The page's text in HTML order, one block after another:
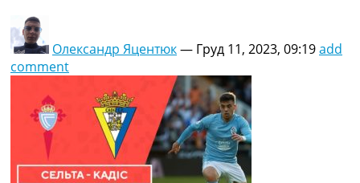
Олександр Яцентюк— Груд 11, 2023, 09:19add
comment